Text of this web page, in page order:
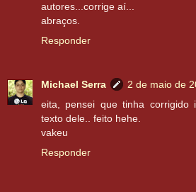
autores...corrige aí...
abraços.
Responder
Michael Serra
2 de maio de
eita, pensei que tinha corrigido
texto dele.. feito hehe.
vakeu
Responder